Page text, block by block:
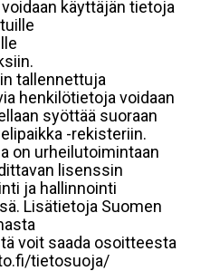
käyttäjän tietoja
tallennettuja
henkilötietoja voidaan
syöttää suoraan
-rekisteriin.
on urheilutoimintaan
lisenssin
ja hallinnointi
Lisätietoja Suomen
voit saada osoitteesta
tietosuoja/